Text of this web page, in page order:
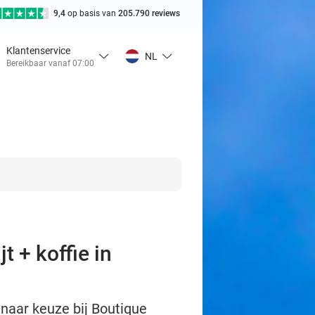
9,4 op basis van 205.790 reviews
Klantenservice
Bereikbaar vanaf 07:00
NL
+ koffie in
keuze bij Boutique